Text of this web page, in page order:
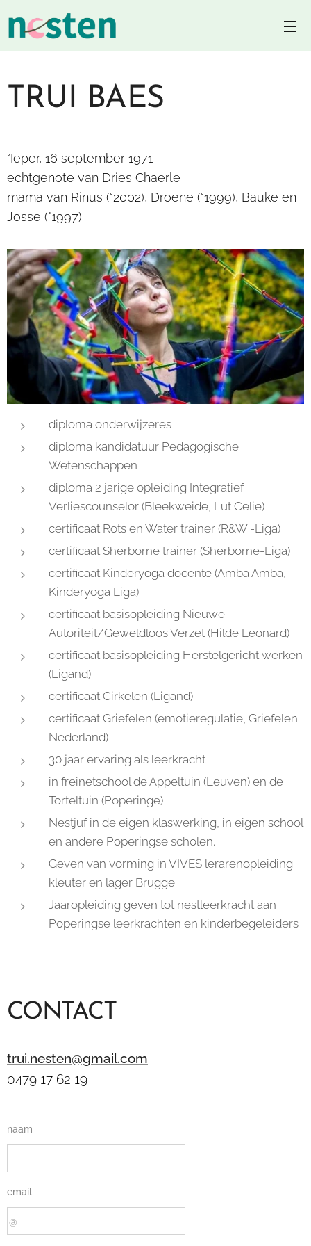
TRUI BAES
°Ieper, 16 september 1971
echtgenote van Dries Chaerle
mama van Rinus (°2002), Droene (°1999), Bauke en
Josse (°1997)
diploma onderwijzeres
diploma kandidatuur Pedagogische
Wetenschappen
diploma 2 jarige opleiding Integratief
Verliescounselor (Bleekweide, Lut Celie)
certificaat Rots en Water trainer (R&W -Liga)
certificaat Sherborne trainer (Sherborne-Liga)
certificaat Kinderyoga docente (Amba Amba,
Kinderyoga Liga)
certificaat basisopleiding Nieuwe
Autoriteit/Geweldloos Verzet (Hilde Leonard)
certificaat basisopleiding Herstelgericht werken
(Ligand)
certificaat Cirkelen (Ligand)
certificaat Griefelen (emotieregulatie, Griefelen
Nederland)
30 jaar ervaring als leerkracht
in freinetschool de Appeltuin (Leuven) en de
Torteltuin (Poperinge)
Nestjuf in de eigen klaswerking, in eigen school
en andere Poperingse scholen.
Geven van vorming in VIVES lerarenopleiding
kleuter en lager Brugge
Jaaropleiding geven tot nestleerkracht aan
Poperingse leerkrachten en kinderbegeleiders
CONTACT
trui.nesten@gmail.com
0479 17 62 19
naam
email